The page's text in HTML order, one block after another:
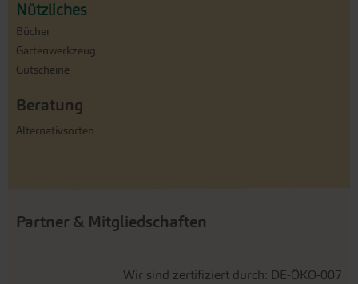
Nützliches
Bücher
Gartenwerkzeug
Gutscheine
Beratung
Alternativsorten
Partner & Mitgliedschaften
Wir sind zertifiziert durch: DE-ÖKO-007